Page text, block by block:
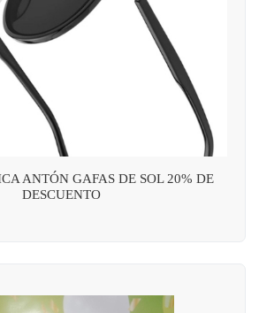
ANTÓN GAFAS DE SOL 20% DE
DESCUENTO